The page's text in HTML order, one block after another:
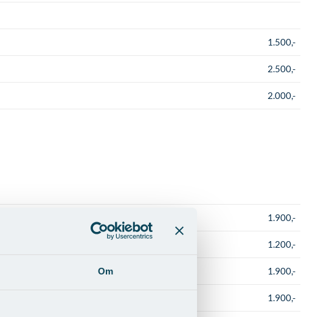
Om
1.500,-
2.500,-
2.000,-
1.900,-
1.200,-
1.900,-
1.900,-